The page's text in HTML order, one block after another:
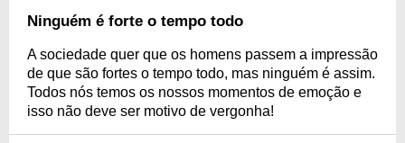
Ninguém é forte o tempo todo
A sociedade quer que os homens passem a impressão
de que são fortes o tempo todo, mas ninguém é assim.
Todos nós temos os nossos momentos de emoção e
isso não deve ser motivo de vergonha!